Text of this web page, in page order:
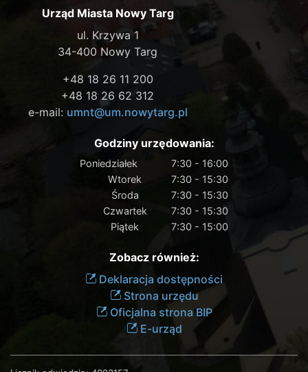
Urząd Miasta Nowy Targ
ul. Krzywa 1
34-400 Nowy Targ
+48 18 26 11 200
+48 18 26 62 312
e-mail: umnt@um.nowytarg.pl
Godziny urzędowania:
Poniedziałek
7:30 - 16:00
Wtorek
7:30 - 15:30
Środa
7:30 - 15:30
Czwartek
7:30 - 15:30
Piątek
7:30 - 15:00
Zobacz również:
Deklaracja dostępności
Strona urzędu
Oficjalna strona BIP
E-urząd